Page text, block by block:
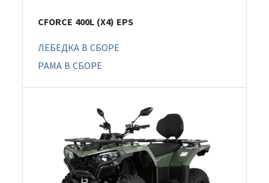
CFORCE 400L (X4) EPS
ЛЕБЕДКА В СБОРЕ
РАМА В СБОРЕ